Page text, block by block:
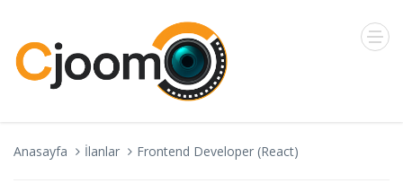
Anasayfa İlanlar Frontend Developer (React)